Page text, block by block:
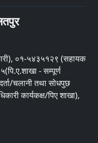
०१-५४३५१२९ (सहायक
- सम्पूर्ण
चलानी तथा सोधपुछ
कार्यकक्ष/पिए शाखा),